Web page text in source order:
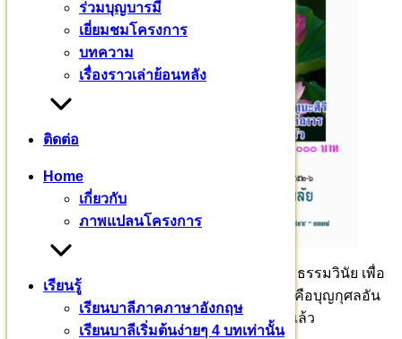
ร่วมบุญบารมี
เยี่ยมชมโครงการ
บทความ
เรื่องราวเล่าย้อนหลัง
ติดต่อ
Home
เกี่ยวกับ
ภาพแปลนโครงการ
เรียนรู้
เรียนบาลีภาคภาษาอังกฤษ
เรียนบาลีเริ่มต้นง่ายๆ 4 บทเท่านั้น
กิจกรรมตลอด ๗ วัน ๗ คืน เป็นกิจกรรมเพื่อพระธรรมวินัย เพื่อ
ยกย่องเชิดชูพระสงฆ์ผู้พากเพียรเรียนพระไตร นี่คือบุญกุศลอัน
ยิ่งใหญ่ มิใช่จะเกิดขึ้นได้ง่าย ๆ บุญเช่นนี้ มาถึงแล้ว